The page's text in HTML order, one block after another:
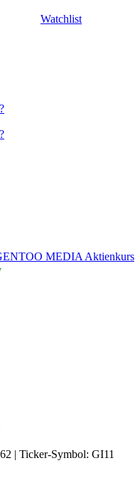
Watchlist
MEDIA Aktienkurs
| Ticker-Symbol: GI11